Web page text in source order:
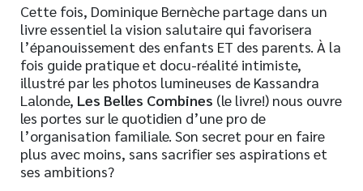
Cette fois, Dominique Bernèche partage dans un
livre essentiel la vision salutaire qui favorisera
l’épanouissement des enfants ET des parents. À la
fois guide pratique et docu-réalité intimiste,
illustré par les photos lumineuses de Kassandra
Lalonde, Les Belles Combines (le livre!) nous ouvre
les portes sur le quotidien d’une pro de
l’organisation familiale. Son secret pour en faire
plus avec moins, sans sacrifier ses aspirations et
ses ambitions?